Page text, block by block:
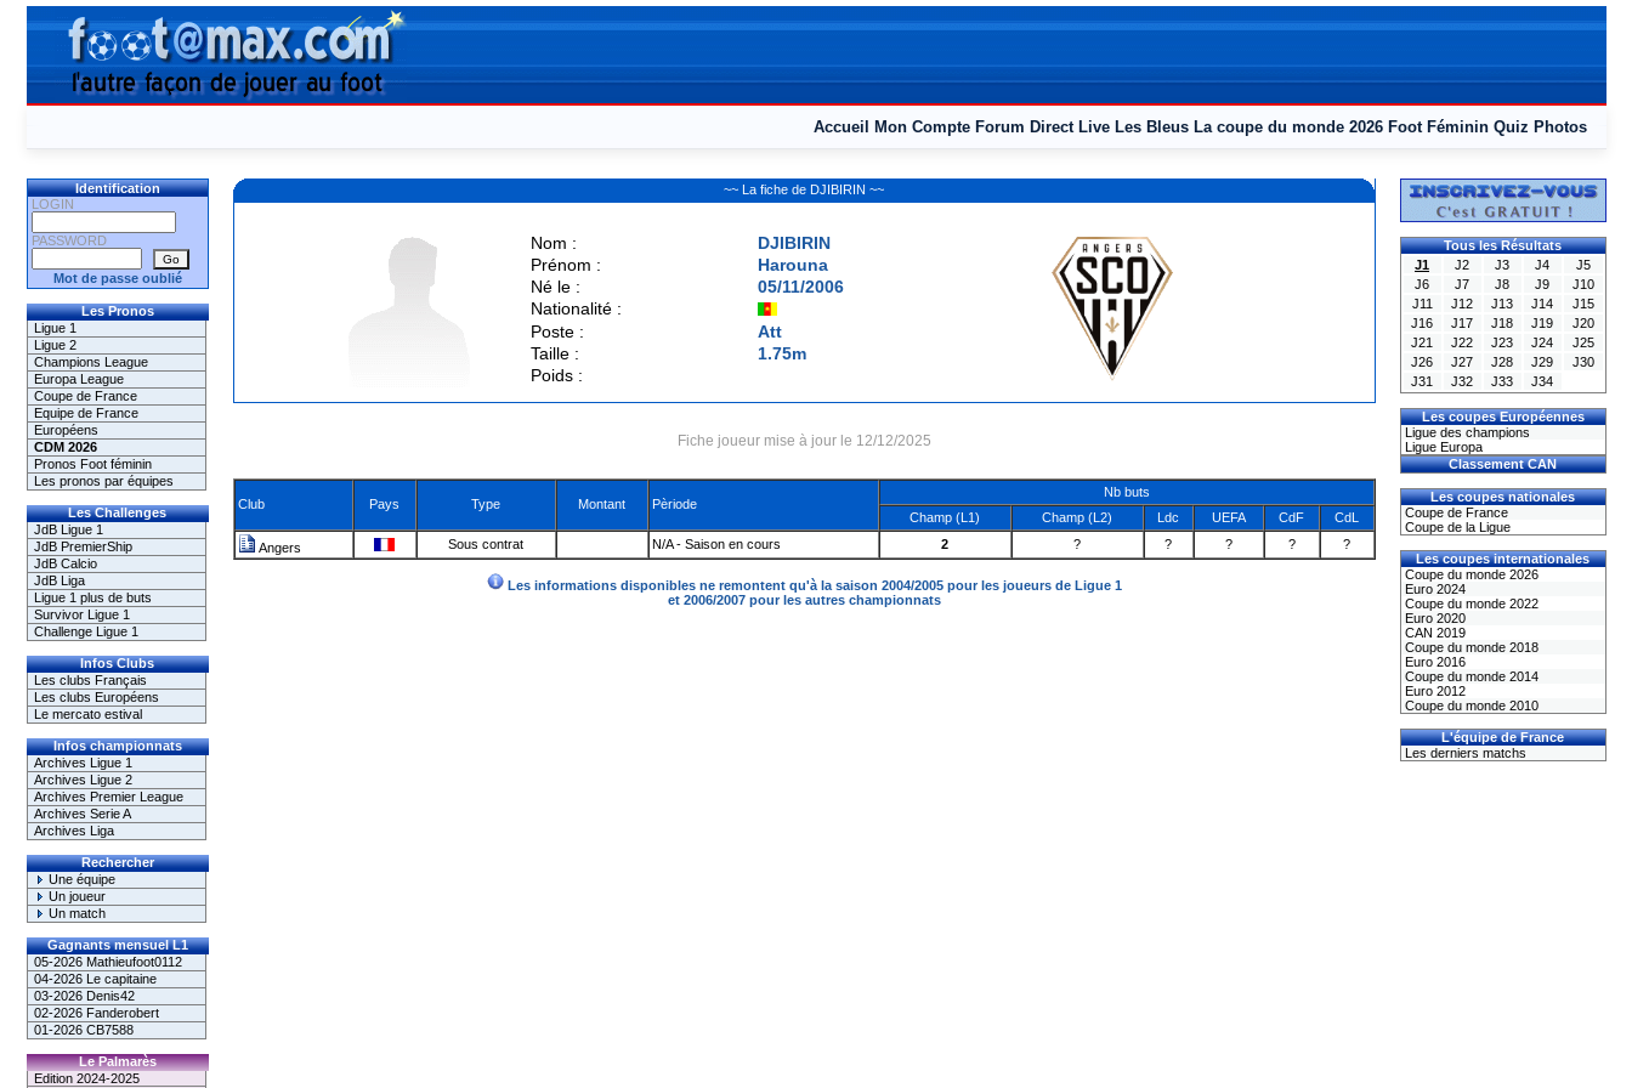
Accueil Mon Compte Forum Direct Live Les Bleus La coupe du monde 2026 Foot Féminin Quiz Photos
Identification
LOGIN
PASSWORD
Mot de passe oublié
Les Pronos
Ligue 1
Ligue 2
Champions League
Europa League
Coupe de France
Equipe de France
Européens
CDM 2026
Pronos Foot féminin
Les pronos par équipes
Les Challenges
JdB Ligue 1
JdB PremierShip
JdB Calcio
JdB Liga
Ligue 1 plus de buts
Survivor Ligue 1
Challenge Ligue 1
Infos Clubs
Les clubs Français
Les clubs Européens
Le mercato estival
Infos championnats
Archives Ligue 1
Archives Ligue 2
Archives Premier League
Archives Serie A
Archives Liga
Rechercher
Une équipe
Un joueur
Un match
Gagnants mensuel L1
05-2026 Mathieufoot0112
04-2026 Le capitaine
03-2026 Denis42
02-2026 Fanderobert
01-2026 CB7588
Le Palmarès
Edition 2024-2025
~~ La fiche de DJIBIRIN ~~
Nom :
DJIBIRIN
Prénom :
Harouna
Né le :
05/11/2006
Nationalité :
Poste :
Att
Taille :
1.75m
Poids :
Fiche joueur mise à jour le 12/12/2025
Club Pays Type Montant Pèriode
Nb buts
Champ (L1)
Champ (L2) Ldc UEFA CdF CdL
Angers Sous contrat N/A - Saison en cours 2 ? ? ? ? ?
Les informations disponibles ne remontent qu'à la saison 2004/2005 pour les joueurs de Ligue 1
et 2006/2007 pour les autres championnats
Tous les Résultats
J1
J2 J3 J4
J5
J6
J7 J8 J9
J10
J11
J12 J13 J14
J15
J16
J17 J18 J19
J20
J21
J22 J23 J24
J25
J26
J27 J28 J29
J30
J31
J32 J33 J34
Les coupes Européennes
Ligue des champions
Ligue Europa
Classement CAN
Les coupes nationales
Coupe de France
Coupe de la Ligue
Les coupes internationales
Coupe du monde 2026
Euro 2024
Coupe du monde 2022
Euro 2020
CAN 2019
Coupe du monde 2018
Euro 2016
Coupe du monde 2014
Euro 2012
Coupe du monde 2010
L'équipe de France
Les derniers matchs